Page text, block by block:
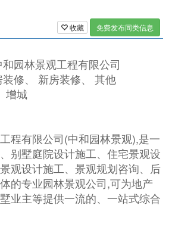
收藏 免费发布同类信息
园林景观工程有限公司
修、 新房装修、 其他
增城
程有限公司(中和园林景观),是一
别墅庭院设计施工、住宅景观设
观设计施工、景观规划咨询、后
的专业园林景观公司,可为地产
业主等提供一流的、一站式综合